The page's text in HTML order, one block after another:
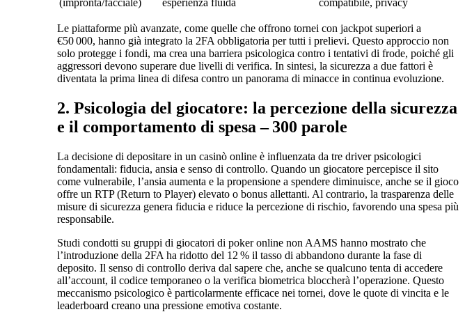
Le piattaforme più avanzate, come quelle che offrono tornei con jackpot superiori a
€50 000, hanno già integrato la 2FA obbligatoria per tutti i prelievi. Questo approccio non
solo protegge i fondi, ma crea una barriera psicologica contro i tentativi di frode, poiché gli
aggressori devono superare due livelli di verifica. In sintesi, la sicurezza a due fattori è
diventata la prima linea di difesa contro un panorama di minacce in continua evoluzione.
2. Psicologia del giocatore: la percezione della sicurezza
e il comportamento di spesa – 300 parole
La decisione di depositare in un casinò online è influenzata da tre driver psicologici
fondamentali: fiducia, ansia e senso di controllo. Quando un giocatore percepisce il sito
come vulnerabile, l’ansia aumenta e la propensione a spendere diminuisce, anche se il gioco
offre un RTP (Return to Player) elevato o bonus allettanti. Al contrario, la trasparenza delle
misure di sicurezza genera fiducia e riduce la percezione di rischio, favorendo una spesa più
responsabile.
Studi condotti su gruppi di giocatori di poker online non AAMS hanno mostrato che
l’introduzione della 2FA ha ridotto del 12 % il tasso di abbandono durante la fase di
deposito. Il senso di controllo deriva dal sapere che, anche se qualcuno tenta di accedere
all’account, il codice temporaneo o la verifica biometrica bloccherà l’operazione. Questo
meccanismo psicologico è particolarmente efficace nei tornei, dove le quote di vincita e le
leaderboard creano una pressione emotiva costante.